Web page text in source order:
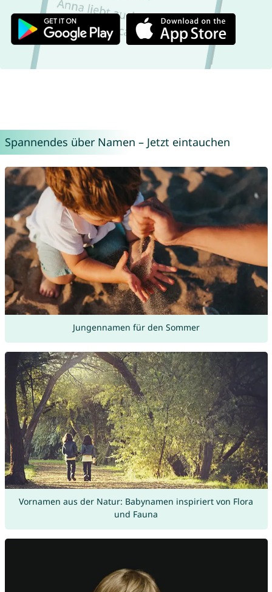
Spannendes über Namen – Jetzt eintauchen
Jungennamen für den Sommer
Vornamen aus der Natur: Babynamen inspiriert von Flora
und Fauna